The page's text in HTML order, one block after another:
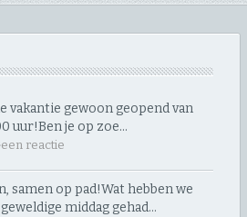
vakantie gewoon geopend van
uur! ​Ben je op zoe…
reactie
samen op pad! ​Wat hebben we
middag gehad…